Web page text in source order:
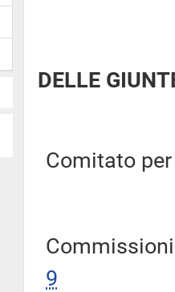
DELLE
Comitato
9